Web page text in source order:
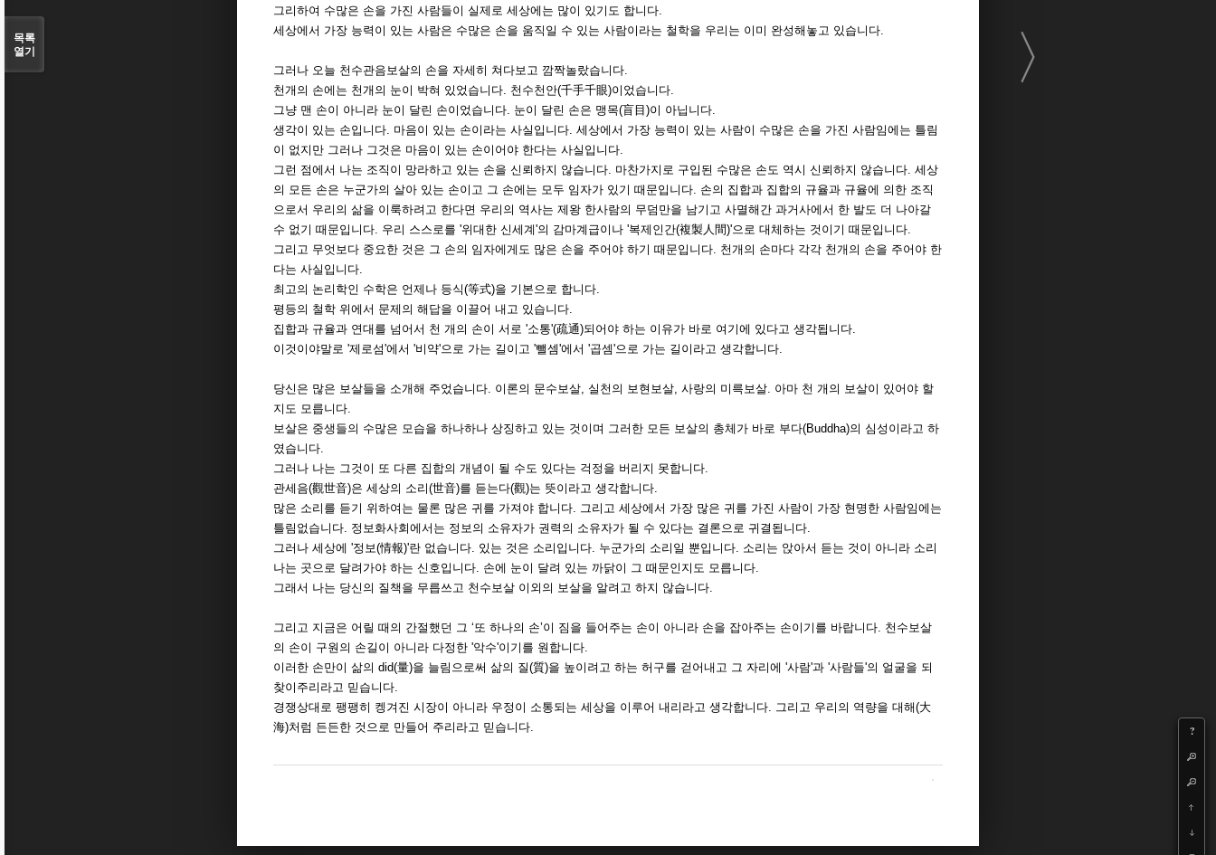
?
그리하여 수많은 손을 가진 사람들이 실제로 세상에는 많이 있기도 합니다.
세상에서 가장 능력이 있는 사람은 수많은 손을 움직일 수 있는 사람이라는 철학을 우리는 이미 완성해놓고 있습니다.
그러나 오늘 천수관음보살의 손을 자세히 쳐다보고 깜짝놀랐습니다.
천개의 손에는 천개의 눈이 박혀 있었습니다. 천수천안(千手千眼)이었습니다.
그냥 맨 손이 아니라 눈이 달린 손이었습니다. 눈이 달린 손은 맹목(盲目)이 아닙니다.
생각이 있는 손입니다. 마음이 있는 손이라는 사실입니다. 세상에서 가장 능력이 있는 사람이 수많은 손을 가진 사람임에는 틀림
이 없지만 그러나 그것은 마음이 있는 손이어야 한다는 사실입니다.
그런 점에서 나는 조직이 망라하고 있는 손을 신뢰하지 않습니다. 마찬가지로 구입된 수많은 손도 역시 신뢰하지 않습니다. 세상
의 모든 손은 누군가의 살아 있는 손이고 그 손에는 모두 임자가 있기 때문입니다. 손의 집합과 집합의 규율과 규율에 의한 조직
으로서 우리의 삶을 이룩하려고 한다면 우리의 역사는 제왕 한사람의 무덤만을 남기고 사멸해간 과거사에서 한 발도 더 나아갈
수 없기 때문입니다. 우리 스스로를 '위대한 신세계'의 감마계급이나 '복제인간(複製人間)'으로 대체하는 것이기 때문입니다.
그리고 무엇보다 중요한 것은 그 손의 임자에게도 많은 손을 주어야 하기 때문입니다. 천개의 손마다 각각 천개의 손을 주어야 한
다는 사실입니다.
최고의 논리학인 수학은 언제나 등식(等式)을 기본으로 합니다.
평등의 철학 위에서 문제의 해답을 이끌어 내고 있습니다.
집합과 규율과 연대를 넘어서 천 개의 손이 서로 '소통'(疏通)되어야 하는 이유가 바로 여기에 있다고 생각됩니다.
이것이야말로 '제로섬'에서 '비약'으로 가는 길이고 '뺄셈'에서 '곱셈'으로 가는 길이라고 생각합니다.
당신은 많은 보살들을 소개해 주었습니다. 이론의 문수보살, 실천의 보현보살, 사랑의 미륵보살. 아마 천 개의 보살이 있어야 할
지도 모릅니다.
보살은 중생들의 수많은 모습을 하나하나 상징하고 있는 것이며 그러한 모든 보살의 총체가 바로 부다(Buddha)의 심성이라고 하
였습니다.
그러나 나는 그것이 또 다른 집합의 개념이 될 수도 있다는 걱정을 버리지 못합니다.
관세음(觀世音)은 세상의 소리(世音)를 듣는다(觀)는 뜻이라고 생각합니다.
많은 소리를 듣기 위하여는 물론 많은 귀를 가져야 합니다. 그리고 세상에서 가장 많은 귀를 가진 사람이 가장 현명한 사람임에는
틀림없습니다. 정보화사회에서는 정보의 소유자가 권력의 소유자가 될 수 있다는 결론으로 귀결됩니다.
그러나 세상에 '정보(情報)'란 없습니다. 있는 것은 소리입니다. 누군가의 소리일 뿐입니다. 소리는 앉아서 듣는 것이 아니라 소리
나는 곳으로 달려가야 하는 신호입니다. 손에 눈이 달려 있는 까닭이 그 때문인지도 모릅니다.
그래서 나는 당신의 질책을 무릅쓰고 천수보살 이외의 보살을 알려고 하지 않습니다.
그리고 지금은 어릴 때의 간절했던 그 ‘또 하나의 손’이 짐을 들어주는 손이 아니라 손을 잡아주는 손이기를 바랍니다. 천수보살
의 손이 구원의 손길이 아니라 다정한 '악수'이기를 원합니다.
이러한 손만이 삶의 did(量)을 늘림으로써 삶의 질(質)을 높이려고 하는 허구를 걷어내고 그 자리에 '사람'과 '사람들'의 얼굴을 되
찾이주리라고 믿습니다.
경쟁상대로 팽팽히 켕겨진 시장이 아니라 우정이 소통되는 세상을 이루어 내리라고 생각합니다. 그리고 우리의 역량을 대해(大
海)처럼 든든한 것으로 만들어 주리라고 믿습니다.
〉
목록
열기